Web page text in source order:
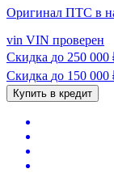
Оригинал ПТС в
vin VIN проверен
Скидка до 250 000
Скидка до 150 000
Купить в кредит